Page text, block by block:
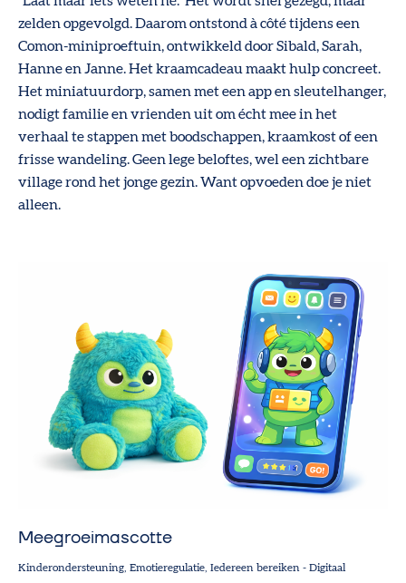
zelden opgevolgd. Daarom ontstond à côté tijdens een
Comon-miniproeftuin, ontwikkeld door Sibald, Sarah,
Hanne en Janne. Het kraamcadeau maakt hulp concreet.
Het miniatuurdorp, samen met een app en sleutelhanger,
nodigt familie en vrienden uit om écht mee in het
verhaal te stappen met boodschappen, kraamkost of een
frisse wandeling. Geen lege beloftes, wel een zichtbare
village rond het jonge gezin. Want opvoeden doe je niet
alleen.
Meegroeimascotte
Kinderondersteuning Emotieregulatie Iedereen bereiken - Digitaal